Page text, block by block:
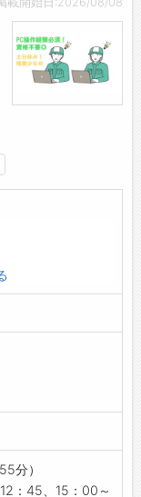
雨や雪でも大丈
チリ
能です◎
メージができま
ちしております
お仕事をお願いい
多数活躍中◎
分）
：45、15：00～